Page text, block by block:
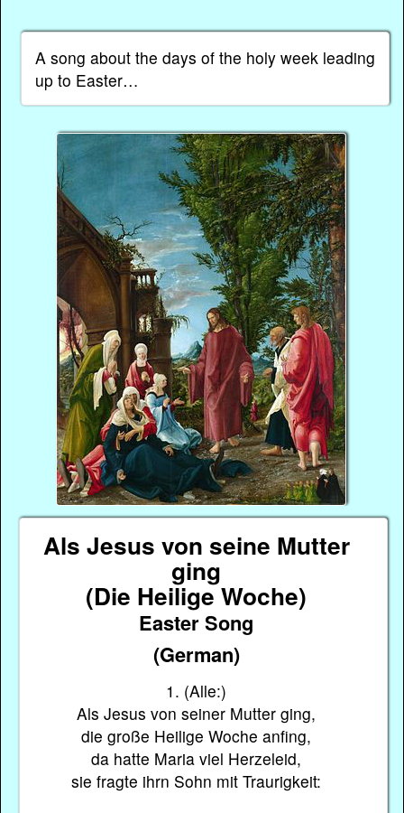
A song about the days of the holy week leading
up to Easter…
Als Jesus von seine Mutter
ging
(Die Heilige Woche)
Easter Song
(German)
1. (Alle:)
Als Jesus von seiner Mutter ging,
die große Heilige Woche anfing,
da hatte Maria viel Herzeleid,
sie fragte ihrn Sohn mit Traurigkeit: